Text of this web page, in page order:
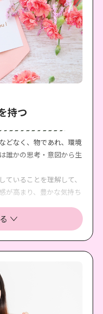
持つ
どなく、物であれ、環境
誰かの思考・意図から生
いることを理解して、
が高まり、豊かな気持ち
幸への原動力になり得
持ちを他者や社会への貢
え前進することができる